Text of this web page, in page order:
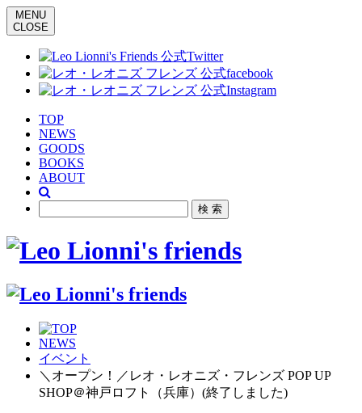
MENU
CLOSE
TOP
NEWS
GOODS
BOOKS
ABOUT
NEWS
イベント
＼オープン！／レオ・レオニズ・フレンズ POP UP
SHOP＠神戸ロフト（兵庫）(終了しました)